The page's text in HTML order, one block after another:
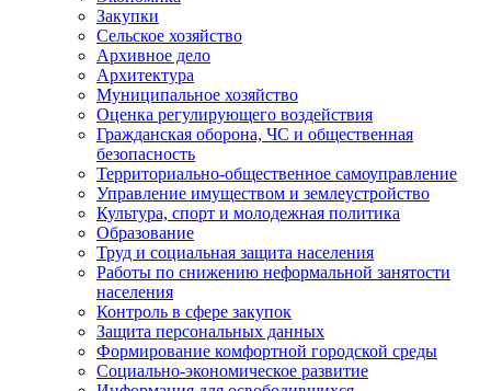
Закупки
Сельское хозяйство
Архивное дело
Архитектура
Муниципальное хозяйство
Оценка регулирующего воздействия
Гражданская оборона, ЧС и общественная
безопасность
Территориально-общественное самоуправление
Управление имуществом и землеустройство
Культура, спорт и молодежная политика
Образование
Труд и социальная защита населения
Работы по снижению неформальной занятости
населения
Контроль в сфере закупок
Защита персональных данных
Формирование комфортной городской среды
Социально-экономическое развитие